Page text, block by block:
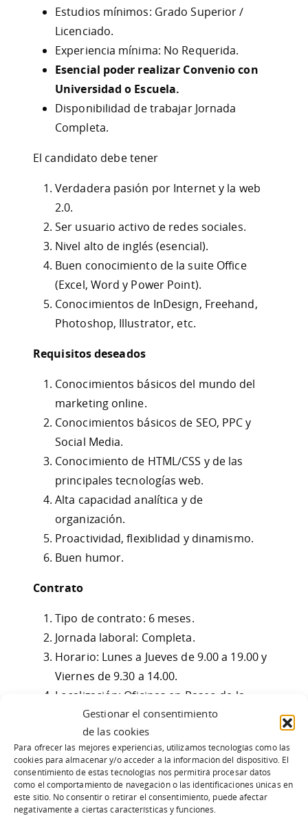
Gestionar el consentimiento
de las cookies
Para ofrecer las mejores experiencias, utilizamos tecnologías como las
cookies para almacenar y/o acceder a la información del dispositivo. El
consentimiento de estas tecnologías nos permitirá procesar datos
como el comportamiento de navegación o las identificaciones únicas en
este sitio. No consentir o retirar el consentimiento, puede afectar
negativamente a ciertas características y funciones.
Estudios mínimos: Grado Superior /
Licenciado.
Experiencia mínima: No Requerida.
Esencial poder realizar Convenio con
Universidad o Escuela.
Disponibilidad de trabajar Jornada
Completa.
El candidato debe tener
Verdadera pasión por Internet y la web
2.0.
Ser usuario activo de redes sociales.
Nivel alto de inglés (esencial).
Buen conocimiento de la suite Office
(Excel, Word y Power Point).
Conocimientos de InDesign, Freehand,
Photoshop, Illustrator, etc.
Requisitos deseados
Conocimientos básicos del mundo del
marketing online.
Conocimientos básicos de SEO, PPC y
Social Media.
Conocimiento de HTML/CSS y de las
principales tecnologías web.
Alta capacidad analítica y de
organización.
Proactividad, flexiblidad y dinamismo.
Buen humor.
Contrato
Tipo de contrato: 6 meses.
Jornada laboral: Completa.
Horario: Lunes a Jueves de 9.00 a 19.00 y
Viernes de 9.30 a 14.00.
Localización: Oficinas en Paseo de la
Habana 4, 1º Izquierda.
Salario 750€ / mes
Envíanos tu currículum
a: marta.perez@dobleo.com